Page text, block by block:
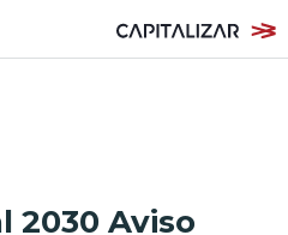
2030 Aviso